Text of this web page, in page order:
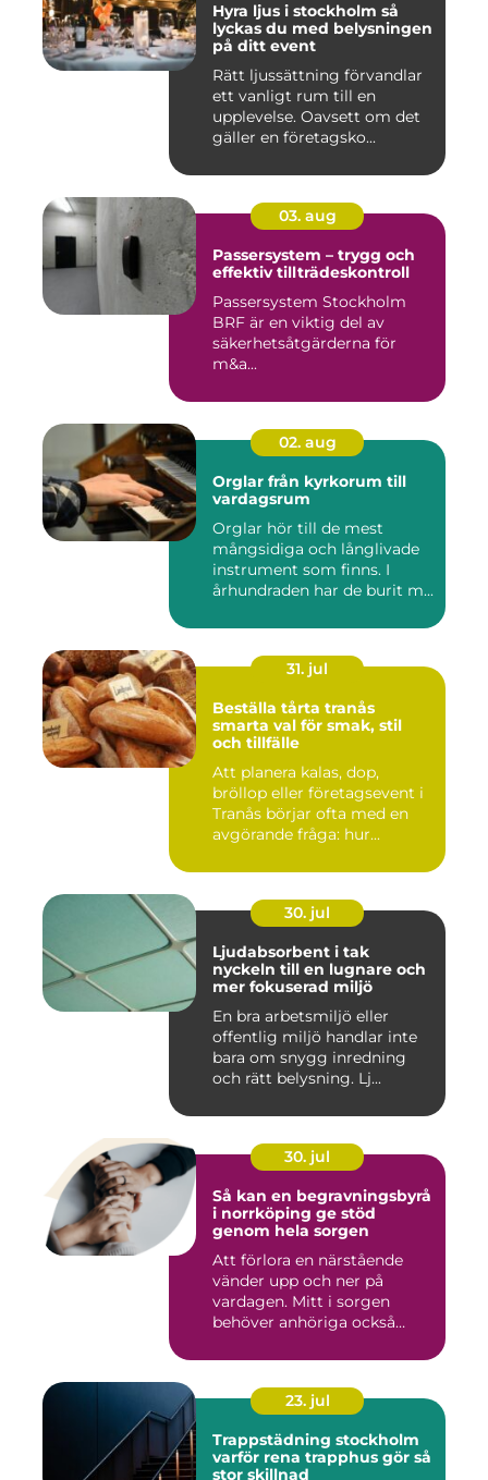
Hyra ljus i stockholm så
lyckas du med belysningen
på ditt event
Rätt ljussättning förvandlar
ett vanligt rum till en
upplevelse. Oavsett om det
gäller en företagsko...
03. aug
Passersystem – trygg och
effektiv tillträdeskontroll
Passersystem Stockholm
BRF är en viktig del av
säkerhetsåtgärderna för
m&a...
02. aug
Orglar från kyrkorum till
vardagsrum
Orglar hör till de mest
mångsidiga och långlivade
instrument som finns. I
århundraden har de burit m...
31. jul
Beställa tårta tranås
smarta val för smak, stil
och tillfälle
Att planera kalas, dop,
bröllop eller företagsevent i
Tranås börjar ofta med en
avgörande fråga: hur...
30. jul
Ljudabsorbent i tak
nyckeln till en lugnare och
mer fokuserad miljö
En bra arbetsmiljö eller
offentlig miljö handlar inte
bara om snygg inredning
och rätt belysning. Lj...
30. jul
Så kan en begravningsbyrå
i norrköping ge stöd
genom hela sorgen
Att förlora en närstående
vänder upp och ner på
vardagen. Mitt i sorgen
behöver anhöriga också
23. jul
Trappstädning stockholm
varför rena trapphus gör så
stor skillnad